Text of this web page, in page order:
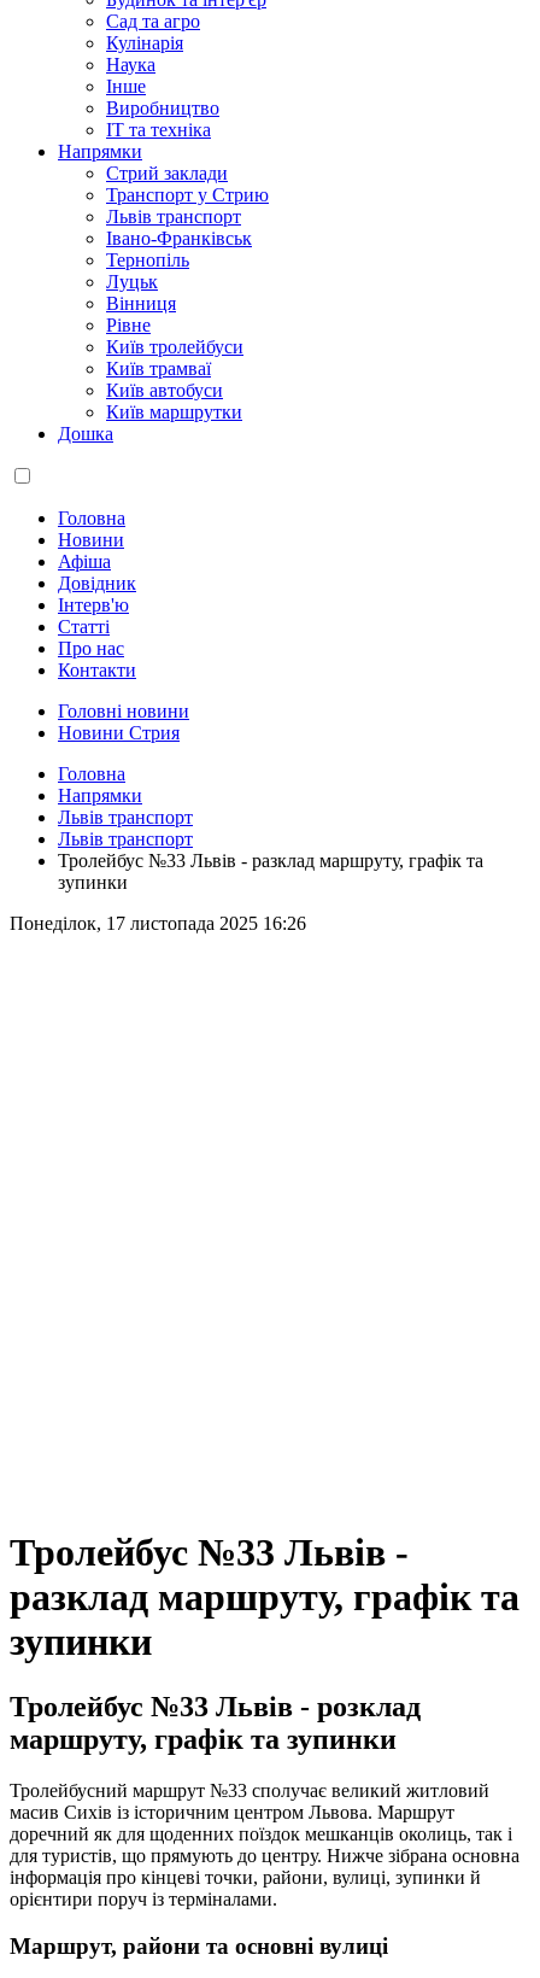
Сад та агро
Кулінарія
Наука
Інше
Виробництво
IT та техніка
Напрямки
Стрий заклади
Транспорт у Стрию
Львів транспорт
Івано-Франківськ
Тернопіль
Луцьк
Вінниця
Рівне
Київ тролейбуси
Київ трамваї
Київ автобуси
Київ маршрутки
Дошка
Головна
Новини
Афіша
Довідник
Інтерв'ю
Статті
Про нас
Контакти
Головні новини
Новини Стрия
Головна
Напрямки
Львів транспорт
Львів транспорт
Тролейбус №33 Львів - разклад маршруту, графік та
зупинки
Понеділок, 17 листопада 2025 16:26
Тролейбус №33 Львів -
разклад маршруту, графік та
зупинки
Тролейбус №33 Львів - розклад
маршруту, графік та зупинки
Тролейбусний маршрут №33 сполучає великий житловий
масив Сихів із історичним центром Львова. Маршрут
доречний як для щоденних поїздок мешканців околиць, так і
для туристів, що прямують до центру. Нижче зібрана основна
інформація про кінцеві точки, райони, вулиці, зупинки й
орієнтири поруч із терміналами.
Маршрут, райони та основні вулиці